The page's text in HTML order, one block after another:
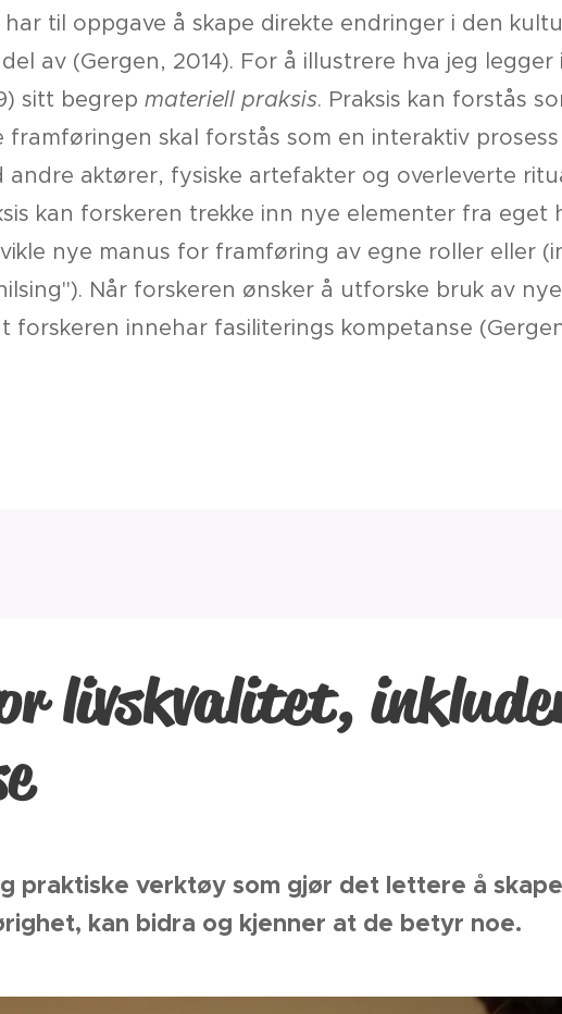
til oppgave å skape direkte endringer i den
av (Gergen, 2014). For å illustrere hva jeg legger
sitt begrep materiell praksis. Praksis kan forstås
skal forstås som en interaktiv
andre aktører, fysiske artefakter og overleverte
kan forskeren trekke inn nye elementer fra eget
nye manus for framføring av egne roller eller
Når forskeren ønsker å utforske bruk av
forskeren innehar fasiliterings kompetanse
livskvalitet,
praktiske verktøy som gjør det lettere å
kan bidra og kjenner at de betyr noe.